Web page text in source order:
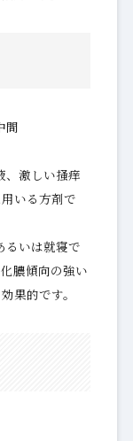
間
、激しい掻痒
いる方剤で
るいは就寝で
膿傾向の強い
果的です。